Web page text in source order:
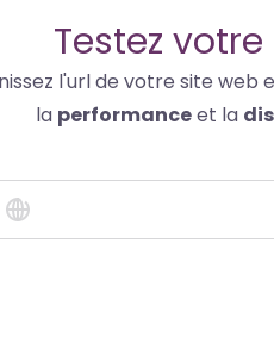
Testez
l'url de votre site
la performanceet la